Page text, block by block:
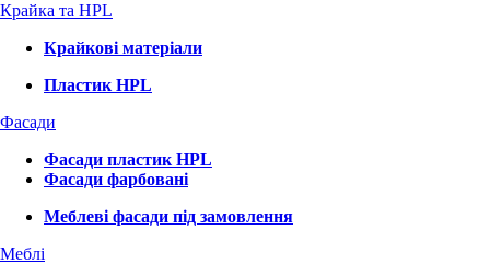
Крайка та HPL
Крайкові матеріали
Пластик HPL
Фасади
Фасади пластик HPL
Фасади фарбовані
Меблеві фасади під замовлення
Меблі